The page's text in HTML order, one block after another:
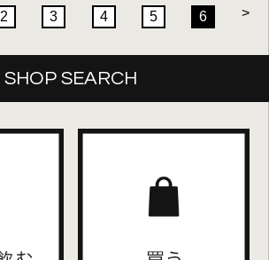
2 3 4 5 6 >
SHOP SEARCH